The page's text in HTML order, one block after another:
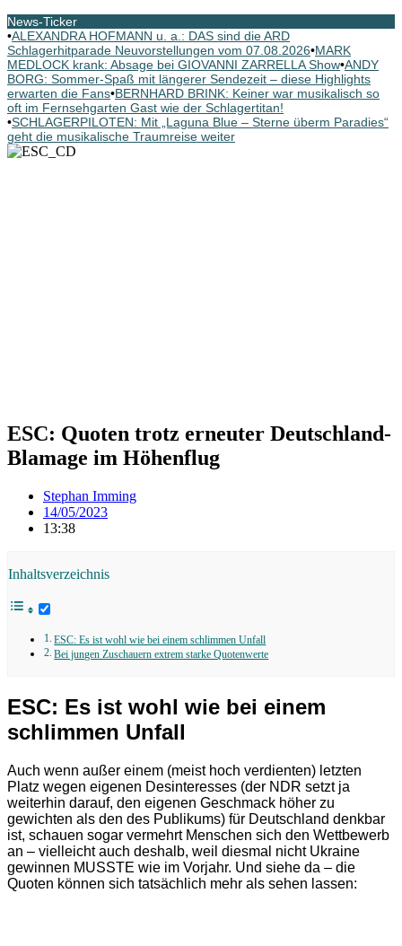
News-Ticker
•ALEXANDRA HOFMANN u. a.: DAS sind die ARD
Schlagerhitparade Neuvorstellungen vom 07.08.2026•MARK
MEDLOCK krank: Absage bei GIOVANNI ZARRELLA Show•ANDY
BORG: Sommer-Spaß mit längerer Sendezeit – diese Highlights
erwarten die Fans•BERNHARD BRINK: Keiner war musikalisch so
oft im Fernsehgarten Gast wie der Schlagertitan!
•SCHLAGERPILOTEN: Mit „Laguna Blue – Sterne überm Paradies“
geht die musikalische Traumreise weiter
ESC: Quoten trotz erneuter Deutschland-
Blamage im Höhenflug
Stephan Imming
14/05/2023
13:38
Inhaltsverzeichnis
ESC: Es ist wohl wie bei einem schlimmen Unfall
Bei jungen Zuschauern extrem starke Quotenwerte
ESC: Es ist wohl wie bei einem
schlimmen Unfall
Auch wenn außer einem (meist hoch verdienten) letzten
Platz wegen eigenen Desinteresses (der NDR setzt ja
weiterhin darauf, den eigenen Geschmack höher zu
gewichten als den des Publikums) für Deutschland denkbar
ist, schauen sogar vermehrt Menschen sich den Wettbewerb
an – vielleicht auch deshalb, weil diesmal nicht Ukraine
gewinnen MUSSTE wie im Vorjahr. Und siehe da – die
Quoten können sich tatsächlich mehr als sehen lassen: